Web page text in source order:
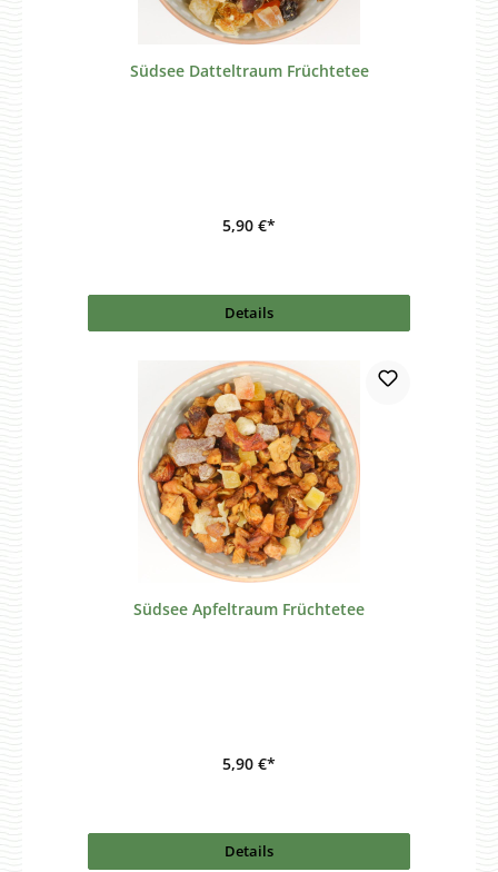
Südsee Datteltraum Früchtetee
5,90 €*
Details
Südsee Apfeltraum Früchtetee
5,90 €*
Details